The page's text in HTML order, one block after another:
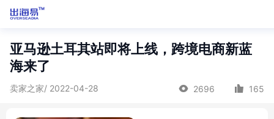
亚马逊土耳其站即将上线，跨境电商新蓝
海来了
卖家之家/ 2022-04-28 2696 165